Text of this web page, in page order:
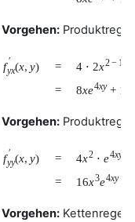
Vorgehen:
f ′
yx(x, y) = 4 ⋅ 2x2− 1
=
8xe4xy + 16
Vorgehen:
f ′
yy(x, y) = 4x2 ⋅ e4xy
=
16x3e4xy
Vorgehen: Kettenregel